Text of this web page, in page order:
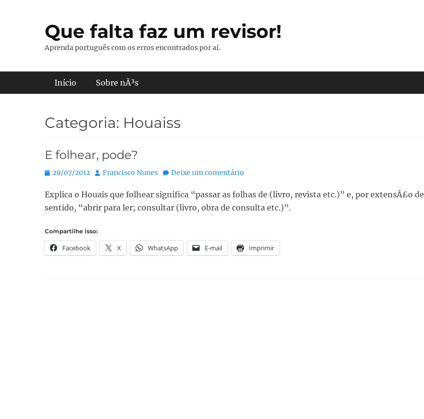
Que falta faz um revisor!
Aprenda português com os erros encontrados por aí.
Menu principal
Início Sobre nÃ³s
Categoria: Houaiss
E folhear, pode?
Posted
29/07/2012 Autor:
Francisco Nunes Deixe um comentário
Explica o Houais que folhear significa “passar as folhas de (livro, revista etc.)” e, por extensÃ£o de
sentido, “abrir para ler; consultar (livro, obra de consulta etc.)”.
Compartilhe isso:
Facebook X WhatsApp E-mail Imprimir